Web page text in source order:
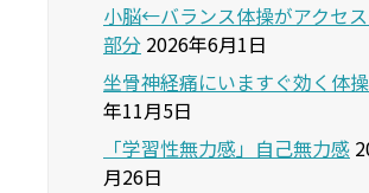
小脳←バランス体操がアクセ
部分 2026年6月1日
坐骨神経痛にいますぐ効く体操
年11月5日
「学習性無力感」自己無力感
月26日